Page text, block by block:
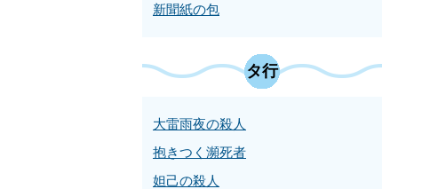
新聞紙の包
タ行
大雷雨夜の殺人
抱きつく瀕死者
妲己の殺人